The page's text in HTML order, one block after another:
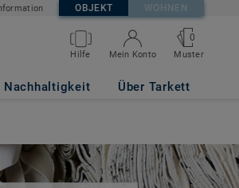
OBJEKT WOHNEN
Hilfe Mein Konto
0
Muster
Nachhaltigkeit Über Tarkett